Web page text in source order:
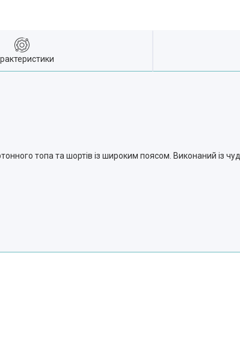
топа та шортів із широким поясом. Виконаний із